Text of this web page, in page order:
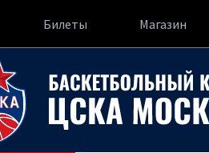
Билеты Магазин